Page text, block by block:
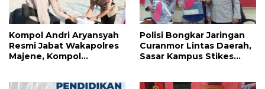
Kompol Andri Aryansyah
Resmi Jabat Wakapolres
Majene, Kompol
Polisi Bongkar Jaringan
Curanmor Lintas Daerah,
Sasar Kampus Stikes